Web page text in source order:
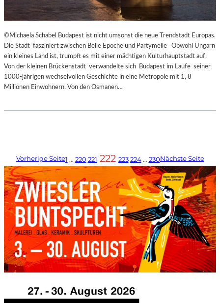
©Michaela Schabel Budapest ist nicht umsonst die neue Trendstadt Europas.
Die Stadt fasziniert zwischen Belle Epoche und Partymeile Obwohl Ungarn
ein kleines Land ist, trumpft es mit einer mächtigen Kulturhauptstadt auf.
Von der kleinen Brückenstadt verwandelte sich Budapest im Laufe seiner
1000-jährigen wechselvollen Geschichte in eine Metropole mit 1, 8
Millionen Einwohnern. Von den Osmanen…
Vorherige Seite1 … 220 221 222 223 224 … 230Nächste Seite